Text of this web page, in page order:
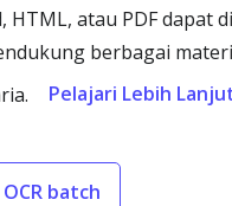
HTML, atau PDF dapat
berbagai
Pelajari Lebih
OCR batch